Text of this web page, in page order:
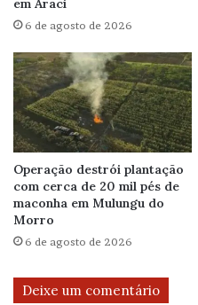
6 de agosto de 2026
Operação destrói plantação
com cerca de 20 mil pés de
maconha em Mulungu do
Morro
6 de agosto de 2026
Deixe um comentário